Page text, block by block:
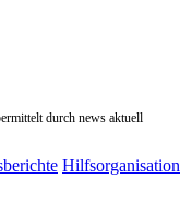
durch news aktuell
Hilfsorganisation